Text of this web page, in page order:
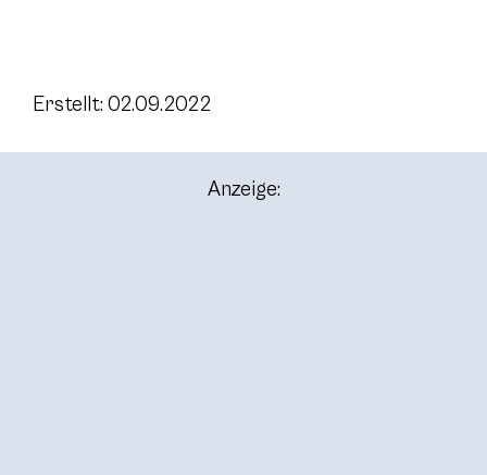
Erstellt: 02.09.2022
Anzeige: